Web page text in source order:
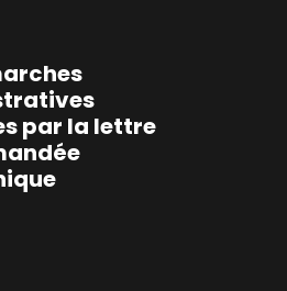
par la lettre